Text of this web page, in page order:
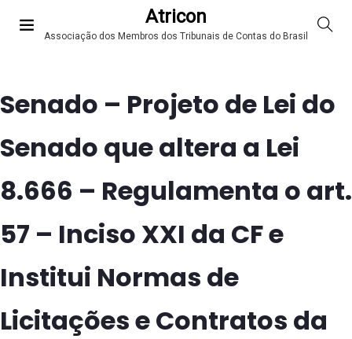
Atricon
Associação dos Membros dos Tribunais de Contas do Brasil
Senado – Projeto de Lei do
Senado que altera a Lei
8.666 – Regulamenta o art.
57 – Inciso XXI da CF e
Institui Normas de
Licitações e Contratos da